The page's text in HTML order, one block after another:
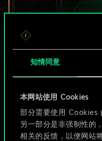
知情同意
本网站使用 Cookies
部分需要使用 Cookies
另一部分是非强制性的
相关的反馈，以便网站
目前只
牌，但